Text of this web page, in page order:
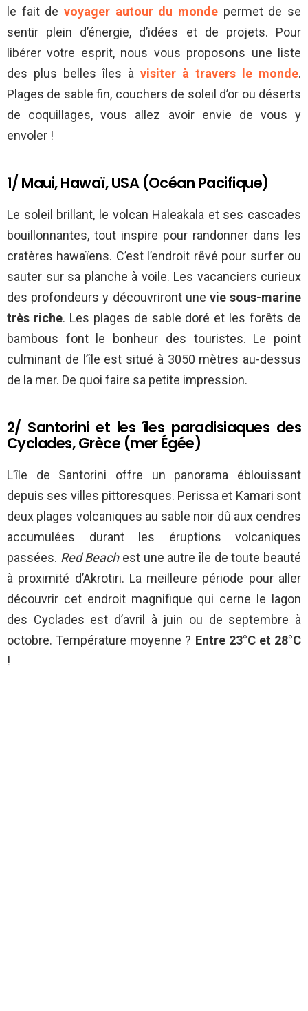
le fait de voyager autour du monde permet de se
sentir plein d’énergie, d’idées et de projets. Pour
libérer votre esprit, nous vous proposons une liste
des plus belles îles à visiter à travers le monde.
Plages de sable fin, couchers de soleil d’or ou déserts
de coquillages, vous allez avoir envie de vous y
envoler !
1/ Maui, Hawaï, USA (Océan Pacifique)
Le soleil brillant, le volcan Haleakala et ses cascades
bouillonnantes, tout inspire pour randonner dans les
cratères hawaïens. C’est l’endroit rêvé pour surfer ou
sauter sur sa planche à voile. Les vacanciers curieux
des profondeurs y découvriront une vie sous-marine
très riche. Les plages de sable doré et les forêts de
bambous font le bonheur des touristes. Le point
culminant de l’île est situé à 3050 mètres au-dessus
de la mer. De quoi faire sa petite impression.
2/ Santorini et les îles paradisiaques des
Cyclades, Grèce (mer Égée)
L’île de Santorini offre un panorama éblouissant
depuis ses villes pittoresques. Perissa et Kamari sont
deux plages volcaniques au sable noir dû aux cendres
accumulées durant les éruptions volcaniques
passées. Red Beachest une autre île de toute beauté
à proximité d’Akrotiri. La meilleure période pour aller
découvrir cet endroit magnifique qui cerne le lagon
des Cyclades est d’avril à juin ou de septembre à
octobre. Température moyenne ? Entre 23°C et 28°C
!